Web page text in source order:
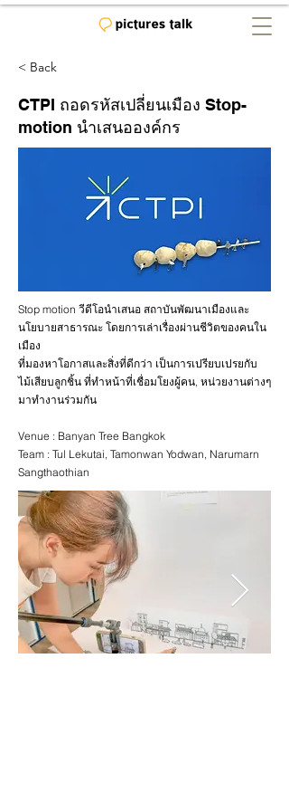
< Back
CTPI ถอดรหัสเปลี่ยนเมือง Stop-
motion นำเสนอองค์กร
Stop motion วีดีโอนำเสนอ สถาบันพัฒนาเมืองและ
นโยบายสาธารณะ โดยการเล่าเรื่องผ่านชีวิตของคนใน
เมือง
ที่มองหาโอกาสและสิ่งที่ดีกว่า เป็นการเปรียบเปรยกับ
ไม้เสียบลูกชิ้น ที่ทำหน้าที่เชื่อมโยงผู้คน, หน่วยงานต่างๆ
มาทำงานร่วมกัน
Venue : Banyan Tree Bangkok
Team : Tul Lekutai, Tamonwan Yodwan, Narumarn
Sangthaothian